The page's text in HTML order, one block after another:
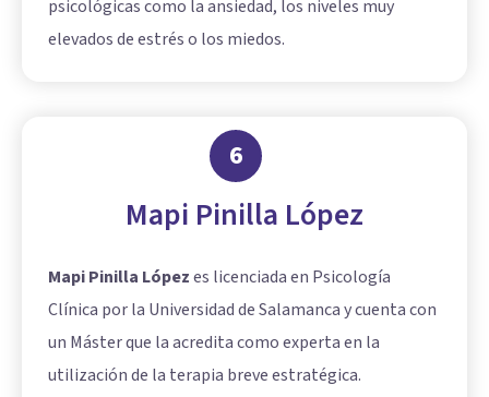
psicológicas como la ansiedad, los niveles muy
elevados de estrés o los miedos.
6
Mapi Pinilla López
Mapi Pinilla Lópezes licenciada en Psicología
Clínica por la Universidad de Salamanca y cuenta con
un Máster que la acredita como experta en la
utilización de la terapia breve estratégica.